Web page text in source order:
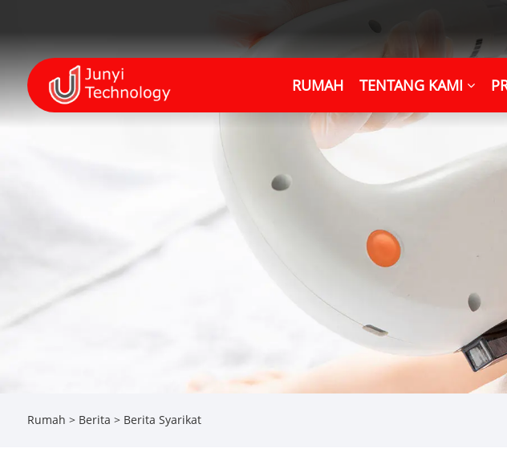
RUMAH TENTANG KAMI
Rumah > Berita > Berita Syarikat